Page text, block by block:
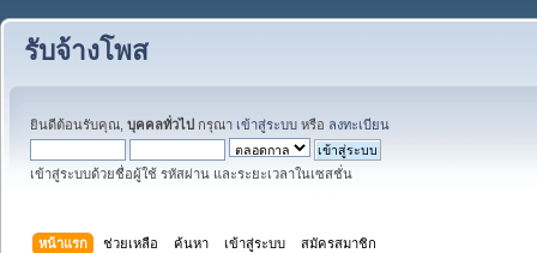
รับจ้างโพส
ยินดีต้อนรับคุณ, บุคคลทั่วไป กรุณา เข้าสู่ระบบ หรือ ลงทะเบียน
เข้าสู่ระบบด้วยชื่อผู้ใช้ รหัสผ่าน และระยะเวลาในเซสชั่น
หน้าแรก ช่วยเหลือ ค้นหา เข้าสู่ระบบ สมัครสมาชิก